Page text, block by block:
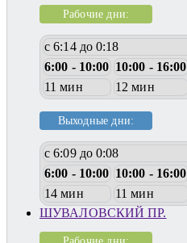
Рабочие дни:
с 6:14 до 0:18
6:00 - 10:00 10:00 - 16:00
11 мин
12 мин
Выходные дни:
с 6:09 до 0:08
6:00 - 10:00 10:00 - 16:00
14 мин
11 мин
ШУВАЛОВСКИЙ ПР.